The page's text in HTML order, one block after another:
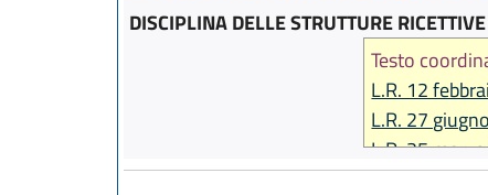
DISCIPLINA DELLE STRUTTURE
Testo
L.R. 12
L.R. 27
L.R. 25
L.R. 23